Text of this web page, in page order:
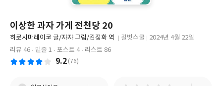
이상한 과자 가게 전천당 20
글
쓴
히로시마레이코 글/쟈쟈 그림/김정화 역
길벗스쿨
2024년 4월 22일
리뷰 46
밑줄 1 포스트 4 리스트 86
9.2 (76)